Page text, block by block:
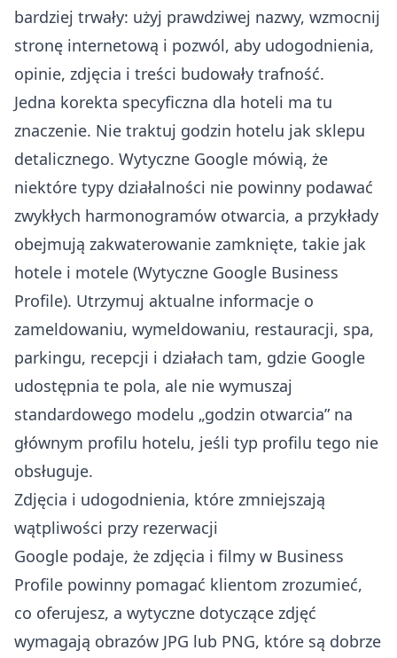
bardziej trwały: użyj prawdziwej nazwy, wzmocnij
stronę internetową i pozwól, aby udogodnienia,
opinie, zdjęcia i treści budowały trafność.
Jedna korekta specyficzna dla hoteli ma tu
znaczenie. Nie traktuj godzin hotelu jak sklepu
detalicznego. Wytyczne Google mówią, że
niektóre typy działalności nie powinny podawać
zwykłych harmonogramów otwarcia, a przykłady
obejmują zakwaterowanie zamknięte, takie jak
hotele i motele (Wytyczne Google Business
Profile). Utrzymuj aktualne informacje o
zameldowaniu, wymeldowaniu, restauracji, spa,
parkingu, recepcji i działach tam, gdzie Google
udostępnia te pola, ale nie wymuszaj
standardowego modelu „godzin otwarcia” na
głównym profilu hotelu, jeśli typ profilu tego nie
obsługuje.
Zdjęcia i udogodnienia, które zmniejszają
wątpliwości przy rezerwacji
Google podaje, że zdjęcia i filmy w Business
Profile powinny pomagać klientom zrozumieć,
co oferujesz, a wytyczne dotyczące zdjęć
wymagają obrazów JPG lub PNG, które są dobrze